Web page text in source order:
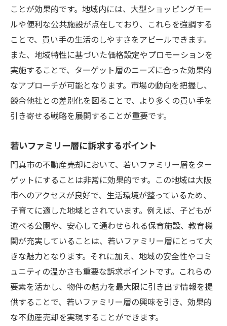
ことが効果的です。地域内には、大型ショッピングモー
ルや便利な公共施設が点在しており、これらを強調する
ことで、買い手の生活のしやすさをアピールできます。
また、地域特性に基づいた価格設定やプロモーションを
実施することで、ターゲット層のニーズに合った効果的
なアプローチが可能となります。市場の動向を把握し、
競合他社との差別化を図ることで、より多くの買い手を
引き寄せる戦略を展開することが重要です。
若いファミリー層に訴求するポイント
門真市の不動産売却において、若いファミリー層をター
ゲットにすることは非常に効果的です。この地域は大阪
市へのアクセスが良好で、生活環境が整っているため、
子育てに適した地域とされています。例えば、子どもが
遊べる公園や、安心して通わせられる保育施設、教育機
関が充実していることは、若いファミリー層にとって大
きな魅力となります。それに加え、地域の安全性やコミ
ュニティの温かさも重要な訴求ポイントです。これらの
要素を活かし、物件の魅力を最大限に引き出す情報を提
供することで、若いファミリー層の興味を引き、効果的
な不動産売却を実現することができます。